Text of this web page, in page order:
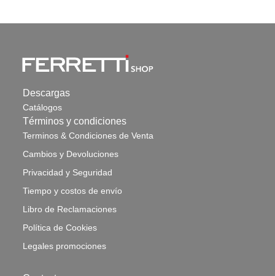
Descargas
Catálogos
Términos y condiciones
Terminos & Condiciones de Venta
Cambios y Devoluciones
Privacidad y Seguridad
Tiempo y costos de envío
Libro de Reclamaciones
Política de Cookies
Legales promociones